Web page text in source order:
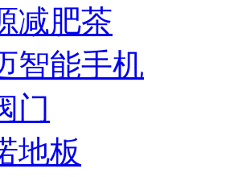
减肥茶
智能手机
门
地板